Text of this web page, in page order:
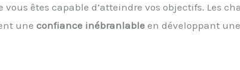
êtes capable d’atteindre vos objectifs. Les
une confiance inébranlable en développant